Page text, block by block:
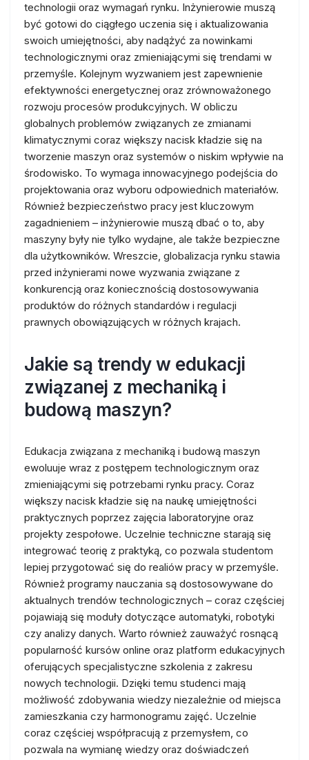
technologii oraz wymagań rynku. Inżynierowie muszą
być gotowi do ciągłego uczenia się i aktualizowania
swoich umiejętności, aby nadążyć za nowinkami
technologicznymi oraz zmieniającymi się trendami w
przemyśle. Kolejnym wyzwaniem jest zapewnienie
efektywności energetycznej oraz zrównoważonego
rozwoju procesów produkcyjnych. W obliczu
globalnych problemów związanych ze zmianami
klimatycznymi coraz większy nacisk kładzie się na
tworzenie maszyn oraz systemów o niskim wpływie na
środowisko. To wymaga innowacyjnego podejścia do
projektowania oraz wyboru odpowiednich materiałów.
Również bezpieczeństwo pracy jest kluczowym
zagadnieniem – inżynierowie muszą dbać o to, aby
maszyny były nie tylko wydajne, ale także bezpieczne
dla użytkowników. Wreszcie, globalizacja rynku stawia
przed inżynierami nowe wyzwania związane z
konkurencją oraz koniecznością dostosowywania
produktów do różnych standardów i regulacji
prawnych obowiązujących w różnych krajach.
Jakie są trendy w edukacji
związanej z mechaniką i
budową maszyn?
Edukacja związana z mechaniką i budową maszyn
ewoluuje wraz z postępem technologicznym oraz
zmieniającymi się potrzebami rynku pracy. Coraz
większy nacisk kładzie się na naukę umiejętności
praktycznych poprzez zajęcia laboratoryjne oraz
projekty zespołowe. Uczelnie techniczne starają się
integrować teorię z praktyką, co pozwala studentom
lepiej przygotować się do realiów pracy w przemyśle.
Również programy nauczania są dostosowywane do
aktualnych trendów technologicznych – coraz częściej
pojawiają się moduły dotyczące automatyki, robotyki
czy analizy danych. Warto również zauważyć rosnącą
popularność kursów online oraz platform edukacyjnych
oferujących specjalistyczne szkolenia z zakresu
nowych technologii. Dzięki temu studenci mają
możliwość zdobywania wiedzy niezależnie od miejsca
zamieszkania czy harmonogramu zajęć. Uczelnie
coraz częściej współpracują z przemysłem, co
pozwala na wymianę wiedzy oraz doświadczeń